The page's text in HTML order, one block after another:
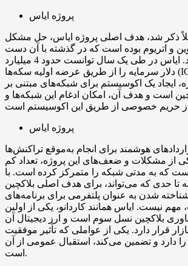
پروژه ایاس
ذکر شد، هدف اصلی پروژه ایاس، حل مشکل
و اتریوم بوده است که در گذشته با آن دست
و پنجه نرم می‌کردند. ایاس در طی یک سال توانست حدود 4 میلیارد
دلار سرمایه را از طریق عرضه اولیه سکه‌ها (ICO) جذب کند. هدف
ایجاد یک اکوسیستم برای شبکه‌های مبتنی بر
است و هدف آن، امکان ادغام این شبکه‌ها و
پروژه ایاس
هوشمند برای انجام به‌موقع تراکنش‌ها
از مشکلات و ضعف‌های این پروژه، تعداد کم
است که به مدتی شبکه را متمرکز کرده است. با
تا حدی که می‌تواند، برای هدف اصلی بلاکچین
شدن به عنوان پلتفرمی برای برنامه‌های
نیست. ایاس همانند کاردانو، یکی از اولین
بلاکچین نسل سوم است و ارز دیجیتال آن
برتر بازار قرار دارد. یکی از عواملی که تأثیر موفقیت
را دارد و تضمین می‌کند، استقبال عمومی از آن
است.